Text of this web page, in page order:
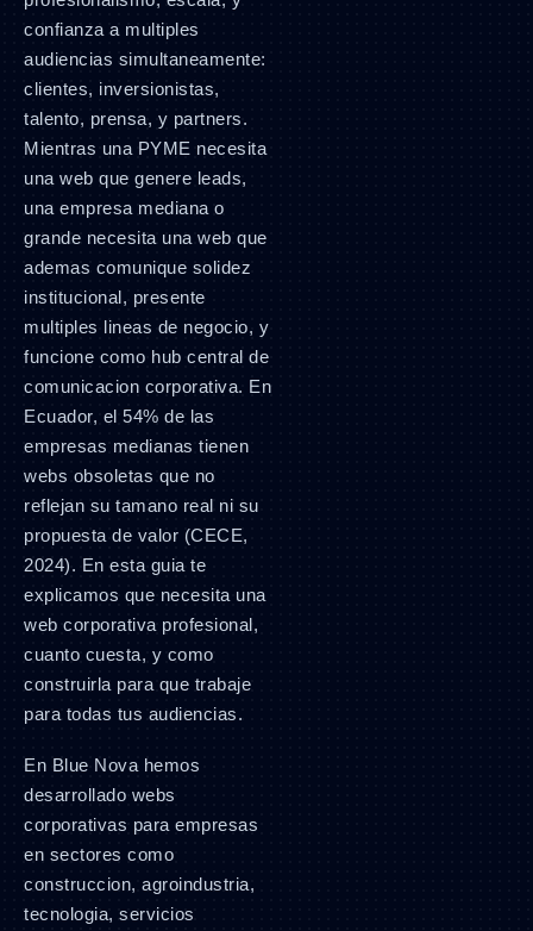
confianza a multiples
audiencias simultaneamente:
clientes, inversionistas,
talento, prensa, y partners.
Mientras una PYME necesita
una web que genere leads,
una empresa mediana o
grande necesita una web que
ademas comunique solidez
institucional, presente
multiples lineas de negocio, y
funcione como hub central de
comunicacion corporativa. En
Ecuador, el 54% de las
empresas medianas tienen
webs obsoletas que no
reflejan su tamano real ni su
propuesta de valor (CECE,
2024). En esta guia te
explicamos que necesita una
web corporativa profesional,
cuanto cuesta, y como
construirla para que trabaje
para todas tus audiencias.
En Blue Nova hemos
desarrollado webs
corporativas para empresas
en sectores como
construccion, agroindustria,
tecnologia, servicios